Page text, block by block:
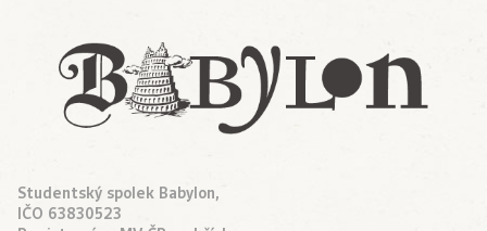
Studentský spolek Babylon,
IČO 63830523